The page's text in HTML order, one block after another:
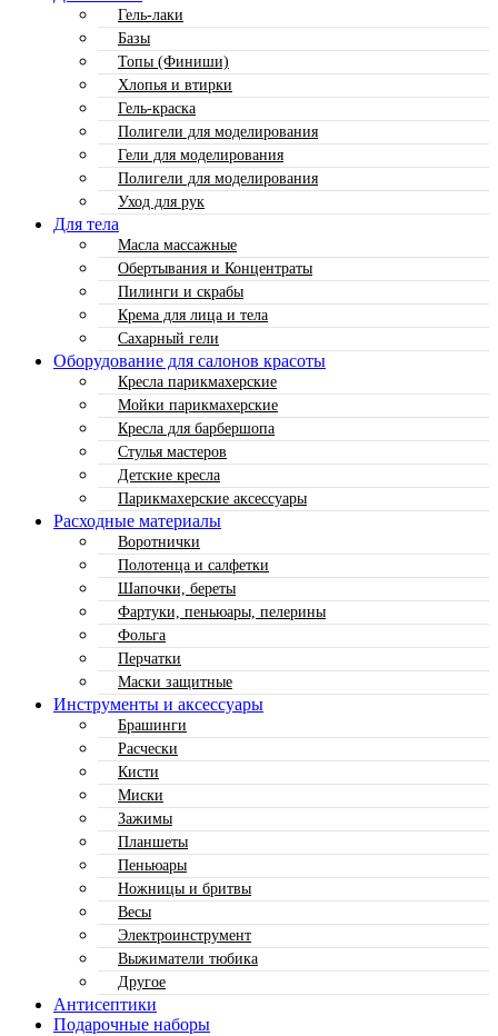
Гель-лаки
Базы
Топы (Финиши)
Хлопья и втирки
Гель-краска
Полигели для моделирования
Гели для моделирования
Полигели для моделирования
Уход для рук
Для тела
Масла массажные
Обертывания и Концентраты
Пилинги и скрабы
Крема для лица и тела
Сахарный гели
Оборудование для салонов красоты
Кресла парикмахерские
Мойки парикмахерские
Кресла для барбершопа
Стулья мастеров
Детские кресла
Парикмахерские аксессуары
Расходные материалы
Воротнички
Полотенца и салфетки
Шапочки, береты
Фартуки, пеньюары, пелерины
Фольга
Перчатки
Маски защитные
Инструменты и аксессуары
Брашинги
Расчески
Кисти
Миски
Зажимы
Планшеты
Пеньюары
Ножницы и бритвы
Весы
Электроинструмент
Выжиматели тюбика
Другое
Антисептики
Подарочные наборы